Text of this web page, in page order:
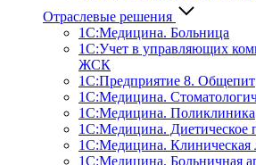
Отраслевые решения
1С:Медицина. Больница
1C:Учет в управляющих
ЖСК
1С:Предприятие 8. Общепит
1С:Медицина.
1С:Медицина. Поликлиника
1С:Медицина. Диетическое
1С:Медицина. Клиническая
1С:Медицина. Больничная